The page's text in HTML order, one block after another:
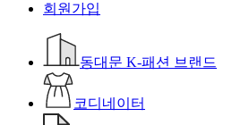
회원가입
동대문 K-패션 브랜드
코디네이터